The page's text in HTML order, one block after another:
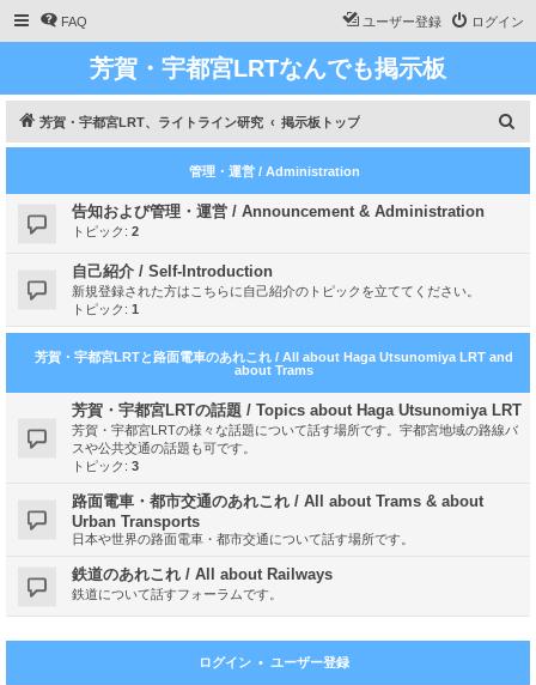
FAQ ログイン
ユーザー登録
芳賀・宇都宮LRTなんでも掲示板
芳賀・宇都宮LRT、ライトライン研究 掲示板トップ
索
管理・運営 / Administration
告知および管理・運営 / Announcement & Administration
トピック: 2
自己紹介 / Self-Introduction
新規登録された方はこちらに自己紹介のトピックを立ててください。
トピック: 1
芳賀・宇都宮LRTと路面電車のあれこれ / All about Haga Utsunomiya LRT and
about Trams
芳賀・宇都宮LRTの話題 / Topics about Haga Utsunomiya LRT
芳賀・宇都宮LRTの様々な話題について話す場所です。宇都宮地域の路線バ
スや公共交通の話題も可です。
トピック: 3
路面電車・都市交通のあれこれ / All about Trams & about
Urban Transports
日本や世界の路面電車・都市交通について話す場所です。
鉄道のあれこれ / All about Railways
鉄道について話すフォーラムです。
ログイン • ユーザー登録